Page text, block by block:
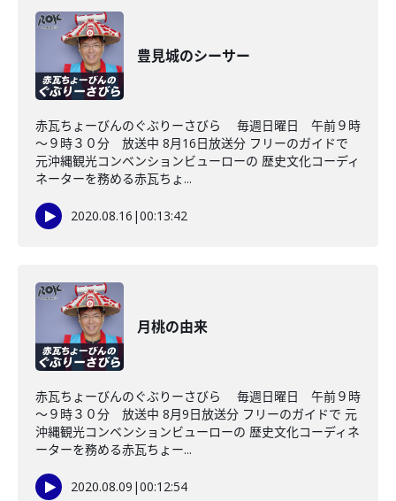
豊見城のシーサー
赤瓦ちょーびんのぐぶりーさびら 毎週日曜日 午前９時
～９時３０分 放送中 8月16日放送分 フリーのガイドで
元沖縄観光コンベンションビューローの 歴史文化コーディ
ネーターを務める赤瓦ちょ...
2020.08.16 |00:13:42
月桃の由来
赤瓦ちょーびんのぐぶりーさびら 毎週日曜日 午前９時
～９時３０分 放送中 8月9日放送分 フリーのガイドで 元
沖縄観光コンベンションビューローの 歴史文化コーディネ
ーターを務める赤瓦ちょー...
2020.08.09 |00:12:54